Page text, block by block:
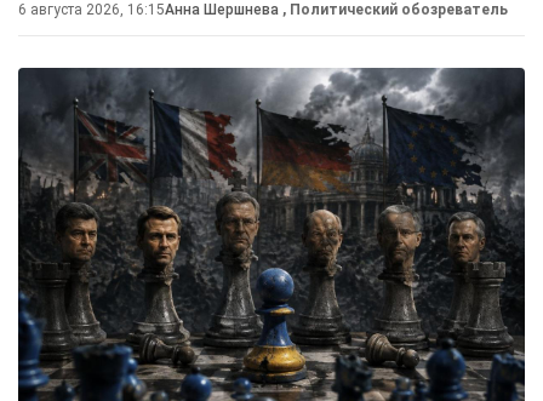
6 августа 2026, 16:15Анна Шершнева , Политический обозреватель